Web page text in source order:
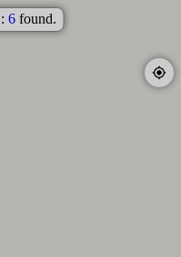
: 6found.